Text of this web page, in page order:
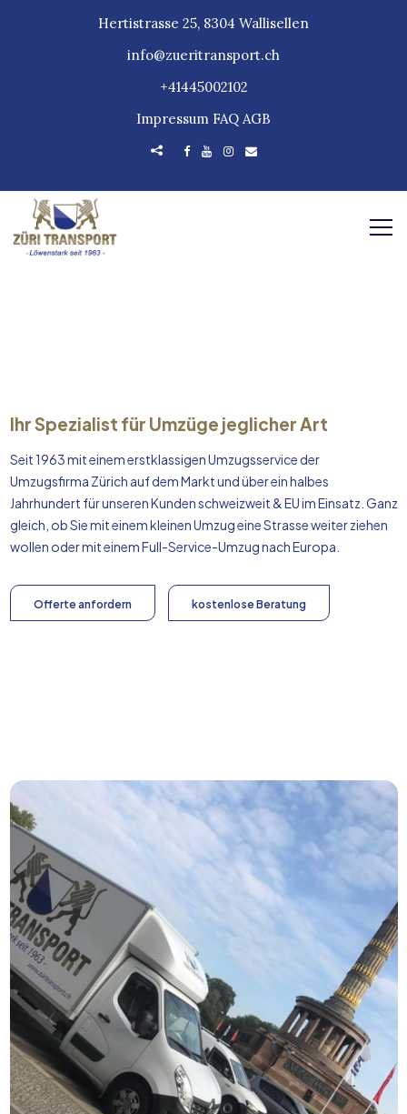
Hertistrasse 25, 8304 Wallisellen
info@zueritransport.ch
+41445002102
Impressum FAQ AGB
Ihr Spezialist für Umzüge jeglicher Art
Seit 1963 mit einem erstklassigen Umzugsservice der
Umzugsfirma Zürich auf dem Markt und über ein halbes
Jahrhundert für unseren Kunden schweizweit & EU im Einsatz. Ganz
gleich, ob Sie mit einem kleinen Umzug eine Strasse weiter ziehen
wollen oder mit einem Full-Service-Umzug nachEuropa
Offerte anfordern kostenlose Beratung